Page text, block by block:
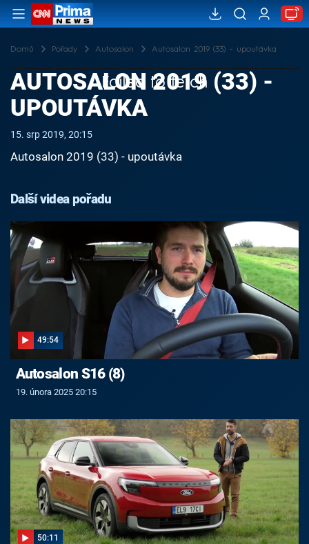
Domů Pořady Autosalon Autosalon 2019 (33) - upoutávka
Failed to fetch
AUTOSALON 2019 (33) -
UPOUTÁVKA
15. srp 2019, 20:15
Autosalon 2019 (33) - upoutávka
Další videa pořadu
49:54
Autosalon S16 (8)
19. února 2025 20:15
50:11